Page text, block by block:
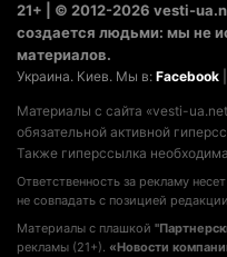
21+ | © 2012-2026 vesti-
создается людьми: мы не
материалов.
Украина. Киев. Мы в: Facebook
Материалы с сайта «vesti-
обязательной активной
Также гиперссылка
Ответственность за рекламу
не совпадать с позицией
Материалы с плашкой
рекламы (21+). «Новости